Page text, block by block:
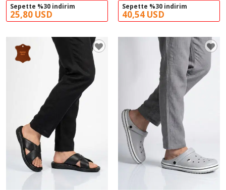
Sepette %30 indirim
25,80 USD
Sepette %30 indirim
40,54 USD